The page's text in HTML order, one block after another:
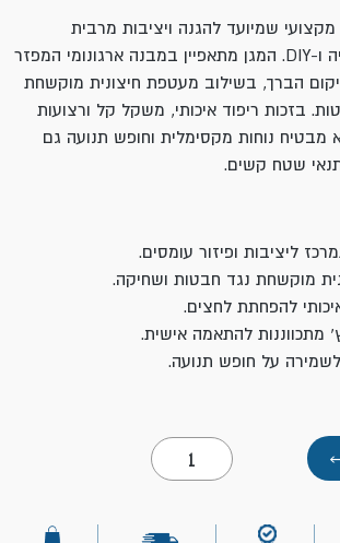
שמיועד להגנה ויציבות מרבית
בעבודות ריצוף, בנייה ו-DIY. המגן מתאפיין במבנה ארגונומי המפזר
הברך, בשילוב מעטפת חיצונית מוקשחת
בזכות ריפוד איכותי, משקל קל ורצועות
מבטיח נוחות מקסימלית וחופש תנועה גם
שטח קשים.
ליציבות ופיזור עומסים.
מוקשחת נגד חבטות ושחיקה.
להפחתת לחצים.
מתכווננות להתאמה אישית.
על חופש תנועה.
כמות
של
ברכיות
ביטק